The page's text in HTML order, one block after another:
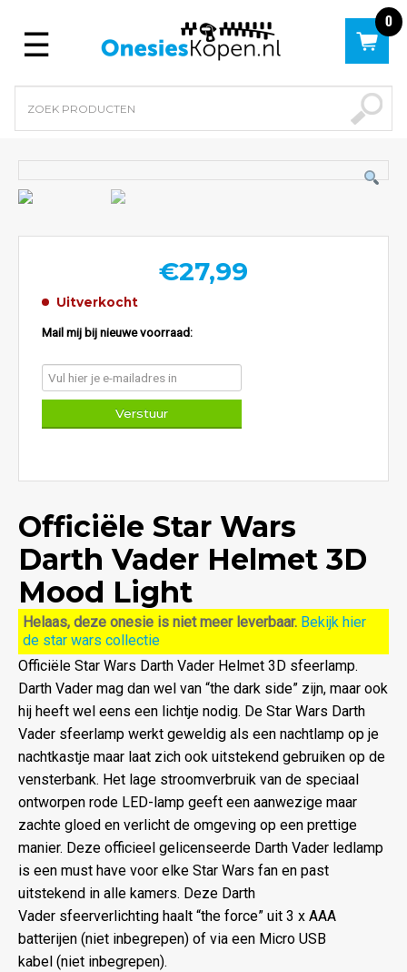
Menu
0
€27,99
Uitverkocht
Mail mij bij nieuwe voorraad:
Officiële Star Wars
Darth Vader Helmet 3D
Mood Light
Helaas, deze onesie is niet meer leverbaar. Bekijk hier
de star wars collectie
Officiële Star Wars Darth Vader Helmet 3D sfeerlamp.
Darth Vader mag dan wel van “the dark side” zijn, maar ook
hij heeft wel eens een lichtje nodig. De Star Wars Darth
Vader sfeerlamp werkt geweldig als een nachtlamp op je
nachtkastje maar laat zich ook uitstekend gebruiken op de
vensterbank. Het lage stroomverbruik van de speciaal
ontworpen rode LED-lamp geeft een aanwezige maar
zachte gloed en verlicht de omgeving op een prettige
manier. Deze officieel gelicenseerde Darth Vader ledlamp
is een must have voor elke Star Wars fan en past
uitstekend in alle kamers. Deze Darth
Vader sfeerverlichting haalt “the force” uit 3 x AAA
batterijen (niet inbegrepen) of via een Micro USB
kabel (niet inbegrepen).